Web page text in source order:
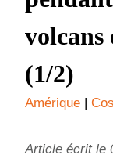
volcans
(1/2)
Amérique
Article écrit le